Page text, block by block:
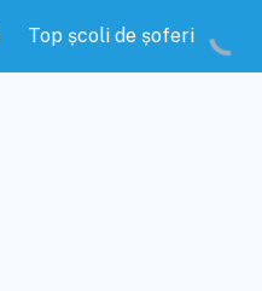
Top școli de șoferi